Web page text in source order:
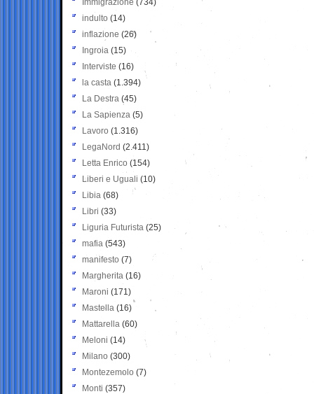
Immigrazione (734)
indulto (14)
inflazione (26)
Ingroia (15)
Interviste (16)
la casta (1.394)
La Destra (45)
La Sapienza (5)
Lavoro (1.316)
LegaNord (2.411)
Letta Enrico (154)
Liberi e Uguali (10)
Libia (68)
Libri (33)
Liguria Futurista (25)
mafia (543)
manifesto (7)
Margherita (16)
Maroni (171)
Mastella (16)
Mattarella (60)
Meloni (14)
Milano (300)
Montezemolo (7)
Monti (357)